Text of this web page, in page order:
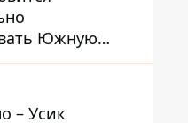
Южную
НАТО
– Усик